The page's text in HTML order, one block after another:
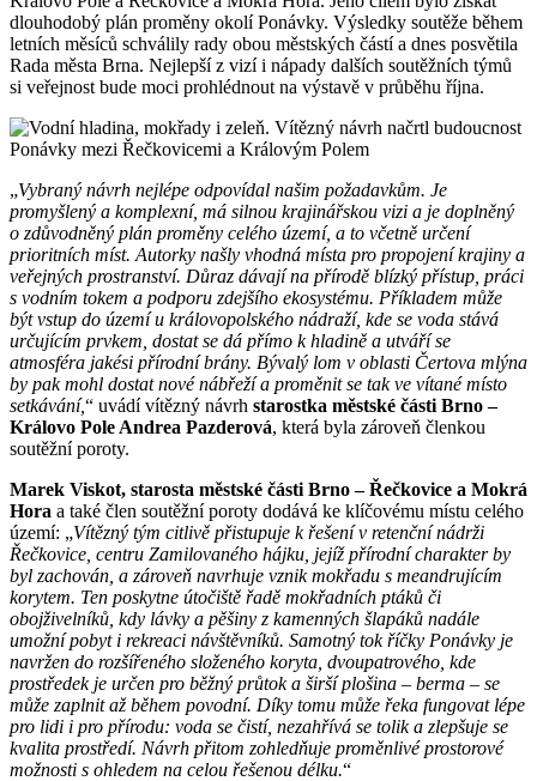
dlouhodobý plán proměny okolí Ponávky. Výsledky soutěže během
letních měsíců schválily rady obou městských částí a dnes posvětila
Rada města Brna. Nejlepší z vizí i nápady dalších soutěžních týmů
si veřejnost bude moci prohlédnout na výstavě v průběhu října.
„Vybraný návrh nejlépe odpovídal našim požadavkům. Je
promyšlený a komplexní, má silnou krajinářskou vizi a je doplněný
o zdůvodněný plán proměny celého území, a to včetně určení
prioritních míst. Autorky našly vhodná místa pro propojení krajiny a
veřejných prostranství. Důraz dávají na přírodě blízký přístup, práci
s vodním tokem a podporu zdejšího ekosystému. Příkladem může
být vstup do území u královopolského nádraží, kde se voda stává
určujícím prvkem, dostat se dá přímo k hladině a utváří se
atmosféra jakési přírodní brány. Bývalý lom v oblasti Čertova mlýna
by pak mohl dostat nové nábřeží a proměnit se tak ve vítané místo
setkávání,“ uvádí vítězný návrh starostka městské části Brno –
Královo Pole Andrea Pazderová, která byla zároveň členkou
soutěžní poroty.
Marek Viskot, starosta městské části Brno – Řečkovice a Mokrá
Hora a také člen soutěžní poroty dodává ke klíčovému místu celého
území: „Vítězný tým citlivě přistupuje k řešení v retenční nádrži
Řečkovice, centru Zamilovaného hájku, jejíž přírodní charakter by
byl zachován, a zároveň navrhuje vznik mokřadu s meandrujícím
korytem. Ten poskytne útočiště řadě mokřadních ptáků či
obojživelníků, kdy lávky a pěšiny z kamenných šlapáků nadále
umožní pobyt i rekreaci návštěvníků. Samotný tok říčky Ponávky je
navržen do rozšířeného složeného koryta, dvoupatrového, kde
prostředek je určen pro běžný průtok a širší plošina – berma – se
může zaplnit až během povodní. Díky tomu může řeka fungovat lépe
pro lidi i pro přírodu: voda se čistí, nezahřívá se tolik a zlepšuje se
kvalita prostředí. Návrh přitom zohledňuje proměnlivé prostorové
možnosti s ohledem na celou řešenou délku.“